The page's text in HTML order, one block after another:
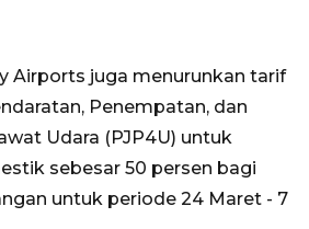
Airports juga menurunkan tarif
Penempatan, dan
Udara (PJP4U) untuk
sebesar 50 persen bagi
untuk periode 24 Maret - 7